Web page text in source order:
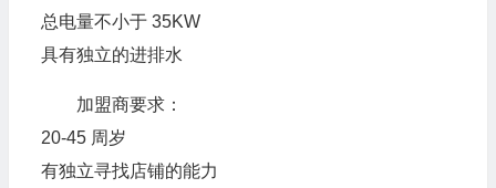
总电量不小于 35KW
具有独立的进排水
加盟商要求：
20-45 周岁
有独立寻找店铺的能力